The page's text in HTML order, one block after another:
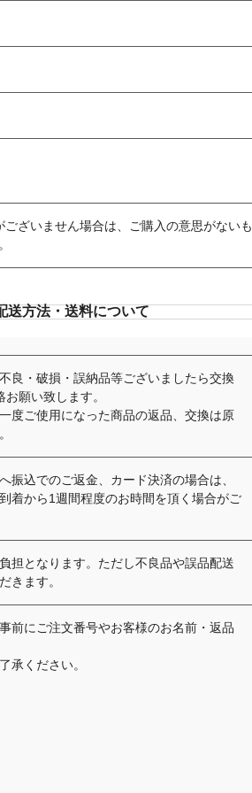
ざいません場合は、ご購入の意思がないも
送方法・送料について
良・破損・誤納品等ございましたら交換
願い致します。
度ご使用になった商品の返品、交換は原
振込でのご返金、カード決済の場合は、
着から1週間程度のお時間を頂く場合がご
担となります。ただし不良品や誤品配送
きます。
前にご注文番号やお客様のお名前・返品
承ください。